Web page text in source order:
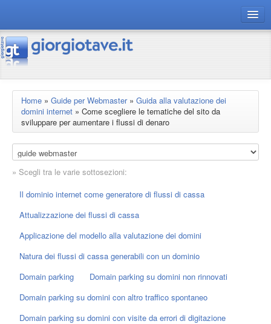
connect gt
risorse
Chi siamo
Home » Guide per Webmaster» Guida alla valutazione dei
domini internet » Come scegliere le tematiche del sito da
sviluppare per aumentare i flussi di denaro
» Scegli tra le varie sottosezioni:
Il dominio internet come generatore di flussi di cassa
Attualizzazione dei flussi di cassa
Applicazione del modello alla valutazione dei domini
Natura dei flussi di cassa generabili con un dominio
Domain parking
Domain parking su domini non rinnovati
Domain parking su domini con altro traffico spontaneo
Domain parking su domini con visite da errori di digitazione